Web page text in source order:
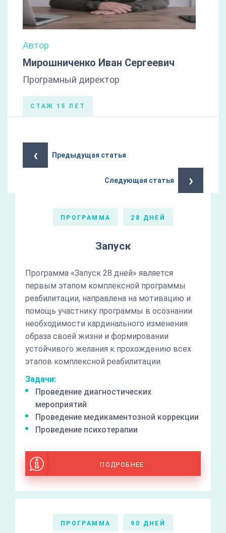
Автор
Мирошниченко Иван Сергеевич
Програмный директор
СТАЖ 15 ЛЕТ
‹ Предыдущая статья
Следующая статья ›
ПРОГРАММА 28 ДНЕЙ
Запуск
Программа «Запуск 28 дней» является
первым этапом комплексной программы
реабилитации, направлена на мотивацию и
помощь участнику программы в осознании
необходимости кардинального изменения
образа своей жизни и формировании
устойчивого желания к прохождению всех
этапов комплексной реабилитации.
Задачи:
Проведение диагностических
мероприятий
Проведение медикаментозной коррекции
Проведение психотерапии
ПОДРОБНЕЕ
ПРОГРАММА 90 ДНЕЙ